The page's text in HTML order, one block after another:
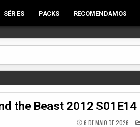
SÉRIES PACKS RECOMENDAMOS
the Beast 2012
6 DE MAIO DE 2026